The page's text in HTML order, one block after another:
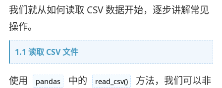
我们就从如何读取 CSV 数据开始，逐步讲解常见
操作。
1.1 读取 CSV 文件
使用 pandas 中的 read_csv()
方法，我们可以非